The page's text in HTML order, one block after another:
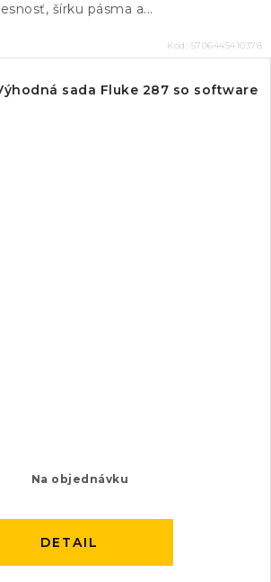
šírku pásma a...
Kód: 5706445410378
sada Fluke 287 so software
Na objednávku
DETAIL